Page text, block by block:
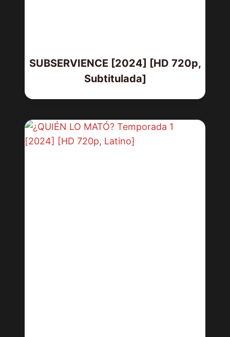
SUBSERVIENCE [2024] [HD 720p,
Subtitulada]